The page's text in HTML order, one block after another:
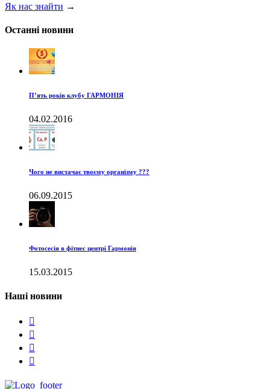
Як нас знайти →
Останні новини
П’ять років клубу ГАРМОНІЯ
04.02.2016
Чого не вистачає твоєму організму ???
06.09.2015
Фотосесія в фітнес центрі Гармонія
15.03.2015
Наші новини



